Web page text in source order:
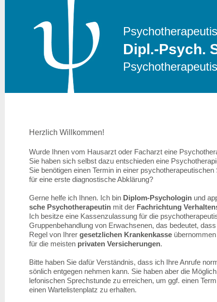
Dipl.-Psych.
Herzlich Willkommen!
Wurde Ihnen vom Hausarzt oder Facharzt eine
Sie haben sich selbst dazu entschieden eine
Sie benötigen einen Termin in einer
für eine erste diagnostische Abklärung?
Gerne helfe ich Ihnen. Ich bin Diplom-Psychologin und
sche Psychotherapeutin mit der Fachrichtung
Ich besitze eine Kassenzulassung für die
Grup­pen­­be­han­d­lung von Erwachsenen, das bedeutet,
Regel von Ihrer gesetzlichen Krankenkasse
für die meisten privaten Versicherungen.
Bitte haben Sie dafür Verständnis, dass ich Ihre Anrufe
sönlich entgegen nehmen kann. Sie haben aber die
le­­fonischen Sprechstunde zu erreichen, um ggf. einen
einen Wartelistenplatz zu erhalten.